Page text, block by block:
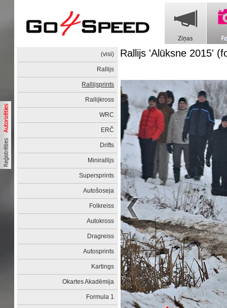
(visi)
Rallijs
Rallijsprints
Rallijkross
WRC
ERČ
Drifts
Minirallijs
Supersprints
Autošoseja
Folkreiss
Autokross
Dragreiss
Autosprints
Kartings
Okartes Akadēmija
Formula 1
Rallijs 'Alūksne 2015'